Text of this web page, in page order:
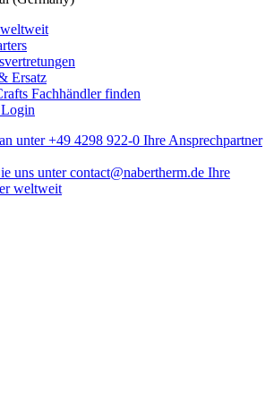
Ersatz
Fachhändler finden
unter +49 4298 922-0 Ihre Ansprechpartner
uns unter contact@nabertherm.de Ihre
weltweit